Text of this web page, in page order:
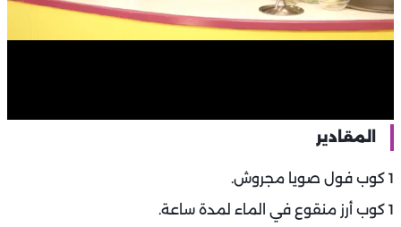
المقادير
1 كوب فول صويا مجروش.
1 كوب أرز منقوع في الماء لمدة ساعة.